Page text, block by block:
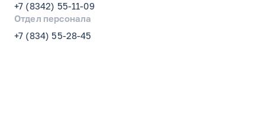
+7 (8342) 55-11-09
Отдел персонала
+7 (834) 55-28-45